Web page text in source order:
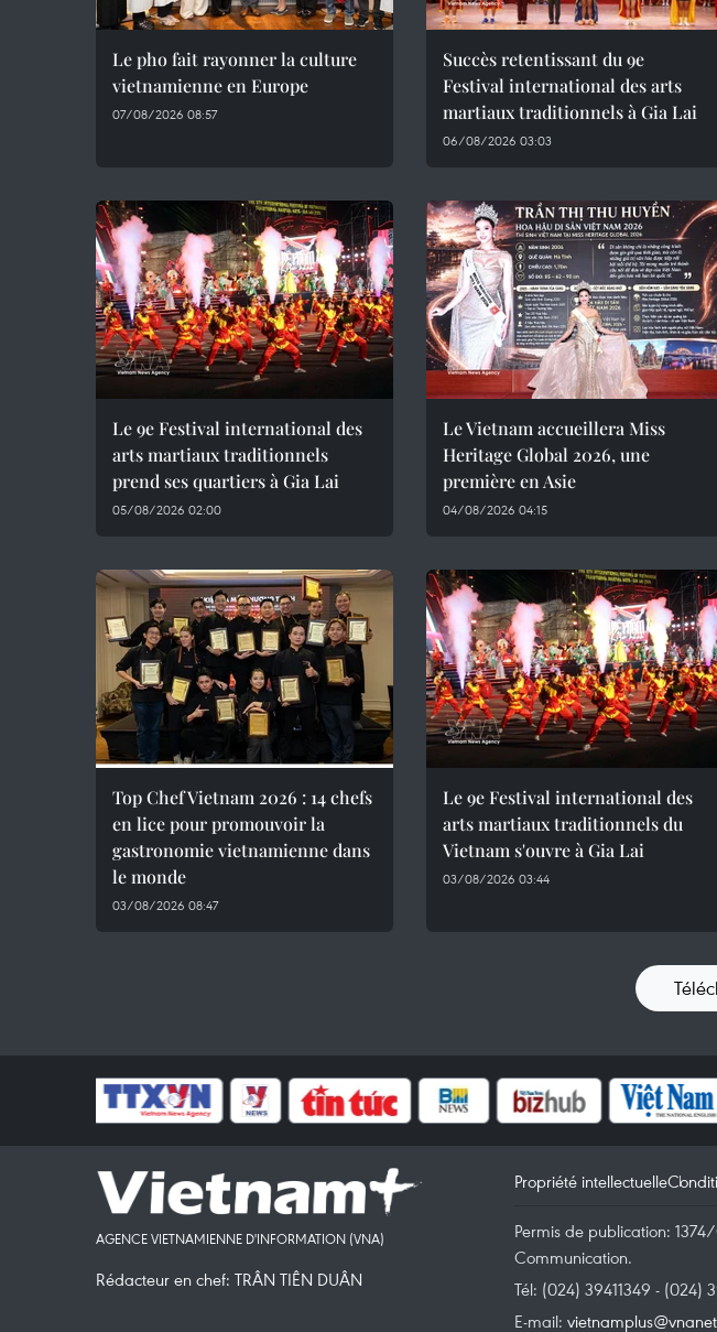
Le pho fait rayonner la culture
vietnamienne en Europe
07/08/2026 08:57
Succès retentissant du 9e
Festival international des arts
martiaux traditionnels à Gia Lai
06/08/2026 03:03
Le 9e Festival international des
arts martiaux traditionnels
prend ses quartiers à Gia Lai
05/08/2026 02:00
Le Vietnam accueillera Miss
Heritage Global 2026, une
première en Asie
04/08/2026 04:15
Top Chef Vietnam 2026 : 14 chefs
en lice pour promouvoir la
gastronomie vietnamienne dans
le monde
03/08/2026 08:47
Le 9e Festival international des
arts martiaux traditionnels du
Vietnam s'ouvre à Gia Lai
03/08/2026 03:44
AGENCE VIETNAMIENNE D'INFORMATION (VNA)
Rédacteur en chef: TRÂN TIÊN DUÂN
Propriété intellectuelle
Permis de publication:
Communication.
Tél: (024) 39411349 - (024)
E-mail: